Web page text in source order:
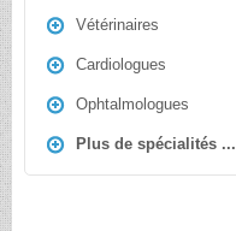
Vétérinaires
Cardiologues
Ophtalmologues
Plus de spécialités ...